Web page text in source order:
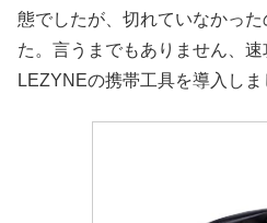
態でしたが、切れていなかっ
た。言うまでもありません、
LEZYNEの携帯工具を導入しま